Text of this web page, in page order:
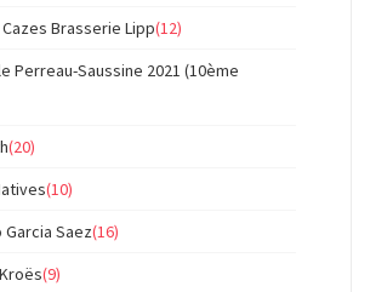
Brasserie Lipp(12)
Perreau-Saussine 2021 (10ème
(20)
(10)
Garcia Saez(16)
(9)